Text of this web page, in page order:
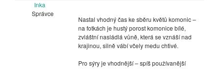
Inka
Správce
Nastal vhodný čas ke sběru květů komonic –
na fotkách je hustý porost komonice bílé,
zvláštní nasládlá vůně, která se vznáší nad
krajinou, silně vábí včely medu chtivé.
Pro sýry je vhodnější – spíš používanější